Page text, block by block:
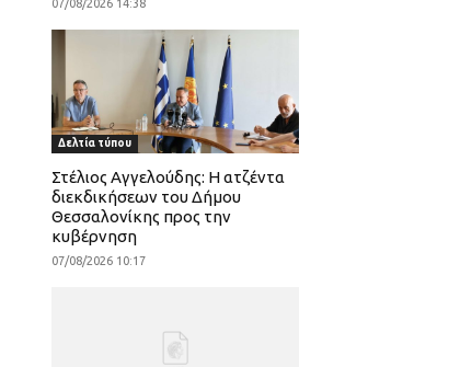
07/08/2026 14:38
Δελτία τύπου
Στέλιος Αγγελούδης: Η ατζέντα
διεκδικήσεων του Δήμου
Θεσσαλονίκης προς την
κυβέρνηση
07/08/2026 10:17